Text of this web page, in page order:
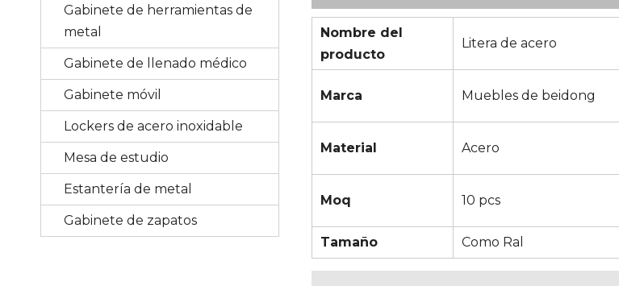
Gabinete de herramientas de
metal
Gabinete de llenado médico
Gabinete móvil
Lockers de acero inoxidable
Mesa de estudio
Estantería de metal
Gabinete de zapatos
Nombre del
producto
Litera de acero
Marca Muebles de beidong
Material Acero
Moq 10 pcs
Tamaño Como Ral